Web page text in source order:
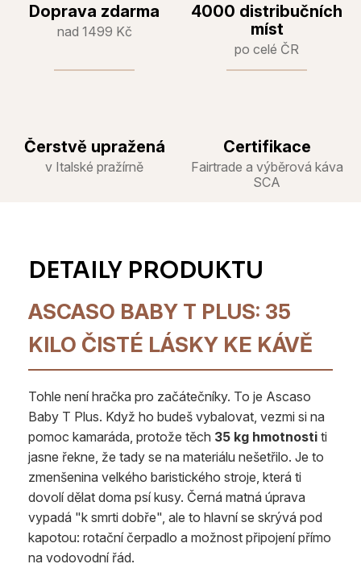
Doprava zdarma
nad 1499 Kč
4000 distribučních
míst
po celé ČR
Čerstvě upražená
v Italské pražírně
Certifikace
Fairtrade a výběrová káva
SCA
ASCASO BABY T PLUS: 35
KILO ČISTÉ LÁSKY KE KÁVĚ
Tohle není hračka pro začátečníky. To je Ascaso
Baby T Plus. Když ho budeš vybalovat, vezmi si na
pomoc kamaráda, protože těch 35 kg hmotnosti ti
jasne řekne, že tady se na materiálu nešetřilo. Je to
zmenšenina velkého baristického stroje, která ti
dovolí dělat doma psí kusy. Černá matná úprava
vypadá "k smrti dobře", ale to hlavní se skrývá pod
kapotou: rotační čerpadlo a možnost připojení přímo
na vodovodní řád.